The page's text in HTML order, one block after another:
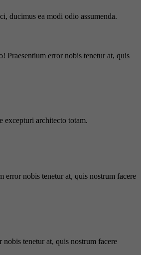
ducimus ea modi odio assumenda.
Praesentium error nobis tenetur at, quis
excepturi architecto totam.
error nobis tenetur at, quis nostrum facere
tenetur at, quis nostrum facere